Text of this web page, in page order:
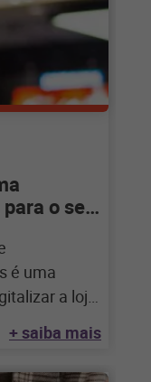
o seu
é uma
a loja
+ saiba mais